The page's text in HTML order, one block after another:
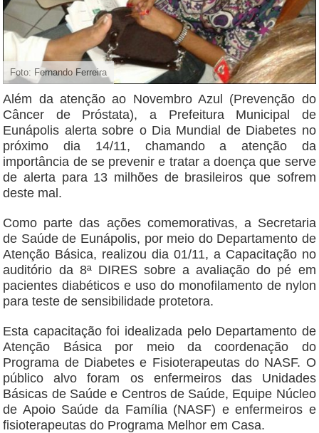
Foto: Fernando Ferreira
Além da atenção ao Novembro Azul (Prevenção do
Câncer de Próstata), a Prefeitura Municipal de
Eunápolis alerta sobre o Dia Mundial de Diabetes no
próximo dia 14/11, chamando a atenção da
importância de se prevenir e tratar a doença que serve
de alerta para 13 milhões de brasileiros que sofrem
deste mal.
Como parte das ações comemorativas, a Secretaria
de Saúde de Eunápolis, por meio do Departamento de
Atenção Básica, realizou dia 01/11, a Capacitação no
auditório da 8ª DIRES sobre a avaliação do pé em
pacientes diabéticos e uso do monofilamento de nylon
para teste de sensibilidade protetora.
Esta capacitação foi idealizada pelo Departamento de
Atenção Básica por meio da coordenação do
Programa de Diabetes e Fisioterapeutas do NASF. O
público alvo foram os enfermeiros das Unidades
Básicas de Saúde e Centros de Saúde, Equipe Núcleo
de Apoio Saúde da Família (NASF) e enfermeiros e
fisioterapeutas do Programa Melhor em Casa.